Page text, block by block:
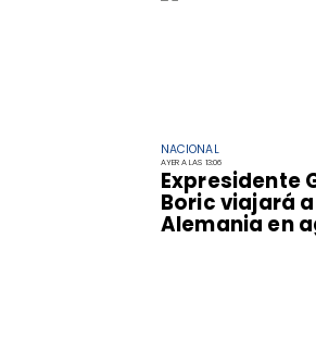
NACIONAL
AYER A LAS 13:06
Expresidente
Boric viajará
Alemania en